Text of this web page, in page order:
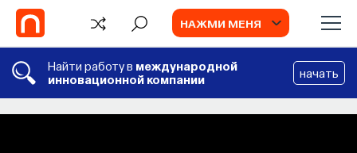
НАЖМИ МЕНЯ
Найти работу в международной
инновационной компании
начать
TV